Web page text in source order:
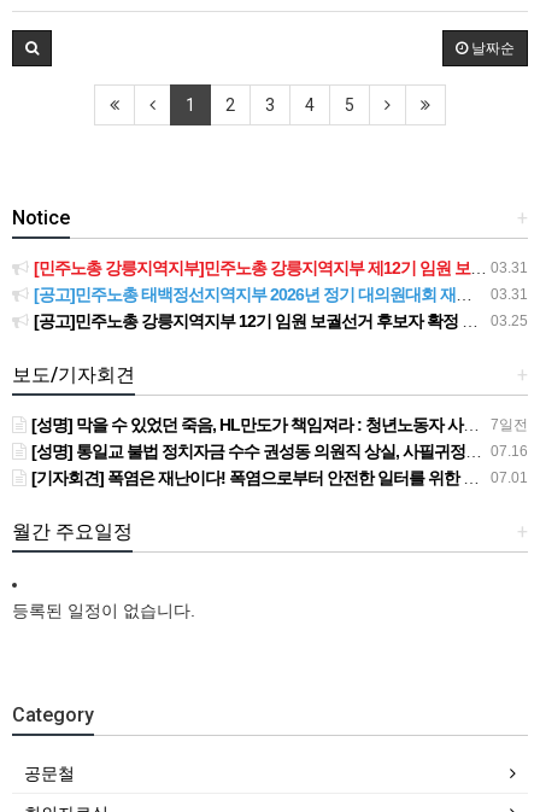
날짜순
1 2 3 4 5
+
Notice
03.31
[민주노총 강릉지역지부]민주노총 강릉지역지부 제12기 임원 보궐선거결과 공고
03.31
[공고]민주노총 태백정선지역지부 2026년 정기 대의원대회 재소집 건
03.25
[공고]민주노총 강릉지역지부 12기 임원 보궐선거 후보자 확정 공고
+
보도/기자회견
7일전
[성명] 막을 수 있었던 죽음, HL만도가 책임져라 : 청년노동자 사망사고의 철저한 진상규명과 재발방지 대책 마련하라
07.16
[성명] 통일교 불법 정치자금 수수 권성동 의원직 상실, 사필귀정이다
07.01
[기자회견] 폭염은 재난이다! 폭염으로부터 안전한 일터를 위한 민주노총 강원지역본부 폭염감시단 선포 기자회견
+
월간 주요일정
등록된 일정이 없습니다.
Category
공문철